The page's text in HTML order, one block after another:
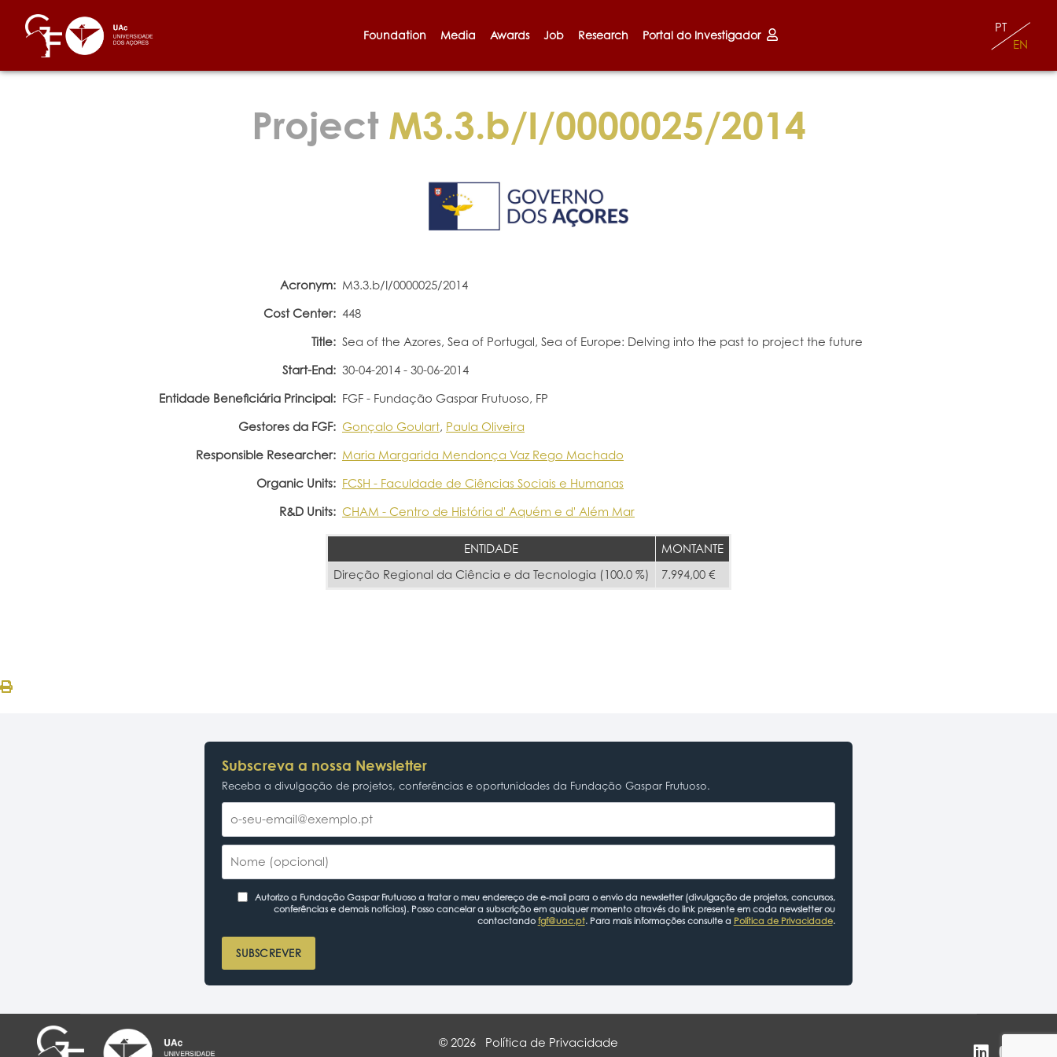
Foundation Media Awards Job Research Portal do Investigador
EN
PT
ProjectM3.3.b/I/0000025/2014
Acronym: M3.3.b/I/0000025/2014
Cost Center: 448
Title: Sea of ​​the Azores, Sea of ​​Portugal, Sea of ​​Europe: Delving into the past to project the future
Start-End: 30-04-2014 - 30-06-2014
Entidade Beneficiária Principal: FGF - Fundação Gaspar Frutuoso, FP
Gestores da FGF: Gonçalo Goulart, Paula Oliveira
Responsible Researcher: Maria Margarida Mendonça Vaz Rego Machado
Organic Units: FCSH - Faculdade de Ciências Sociais e Humanas
R&D Units: CHAM - Centro de História d' Aquém e d' Além Mar
ENTIDADE
MONTANTE
Direção Regional da Ciência e da Tecnologia (100.0 %)
7.994,00 €
Subscreva a nossa Newsletter
Receba a divulgação de projetos, conferências e oportunidades da Fundação Gaspar Frutuoso.
Autorizo a Fundação Gaspar Frutuoso a tratar o meu endereço de e-mail para o envio da newsletter (divulgação de projetos, concursos,
conferências e demais notícias). Posso cancelar a subscrição em qualquer momento através do link presente em cada newsletter ou
contactando fgf@uac.pt. Para mais informações consulte a Política de Privacidade.
SUBSCREVER
© 2026 Política de Privacidade